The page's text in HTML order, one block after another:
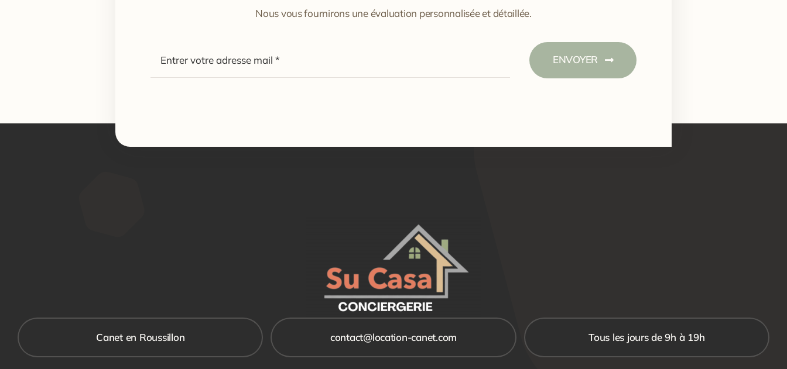
Nous vous fournirons une évaluation personnalisée et détaillée.
ENVOYER
Canet en Roussillon contact@location-canet.com Tous les jours de 9h à 19h